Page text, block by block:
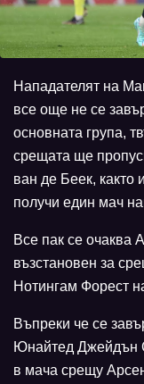
Нападателят на
все още не се
основната група,
срещата ще
ван де Беек, както
получи един мач
Все пак се очаква
възстановен за
Нотингам Форест
Въпреки че се
Юнайтед Джейдън
в мача срещу